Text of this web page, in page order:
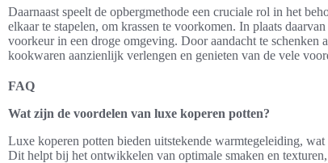
Daarnaast speelt de opbergmethode een cruciale rol in het
elkaar te stapelen, om krassen te voorkomen. In plaats
voorkeur in een droge omgeving. Door aandacht te schenken
kookwaren aanzienlijk verlengen en genieten van de vele
FAQ
Wat zijn de voordelen van luxe koperen potten?
Luxe koperen potten bieden uitstekende warmtegeleiding,
Dit helpt bij het ontwikkelen van optimale smaken en